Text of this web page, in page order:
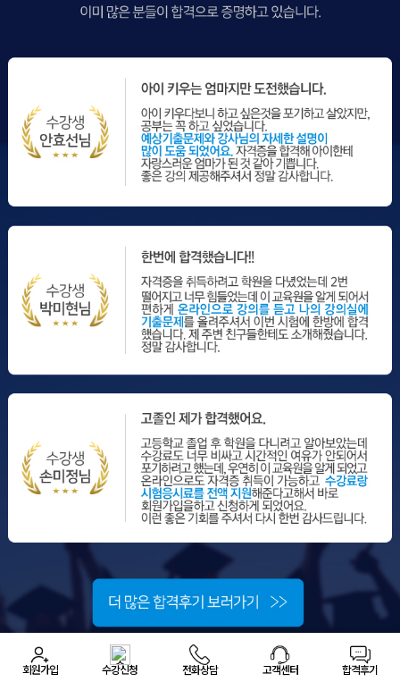
회원가입 수강신청 전화상담 고객센터 합격후기